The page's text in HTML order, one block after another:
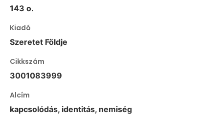
143 o.
Kiadó
Szeretet Földje
Cikkszám
3001083999
Alcím
kapcsolódás, identitás, nemiség